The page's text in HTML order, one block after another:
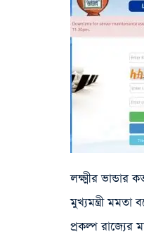
লক্ষ্মীর ভান্ডার
মুখ্যমন্ত্রী মমতা
প্রকল্প রাজ্যের